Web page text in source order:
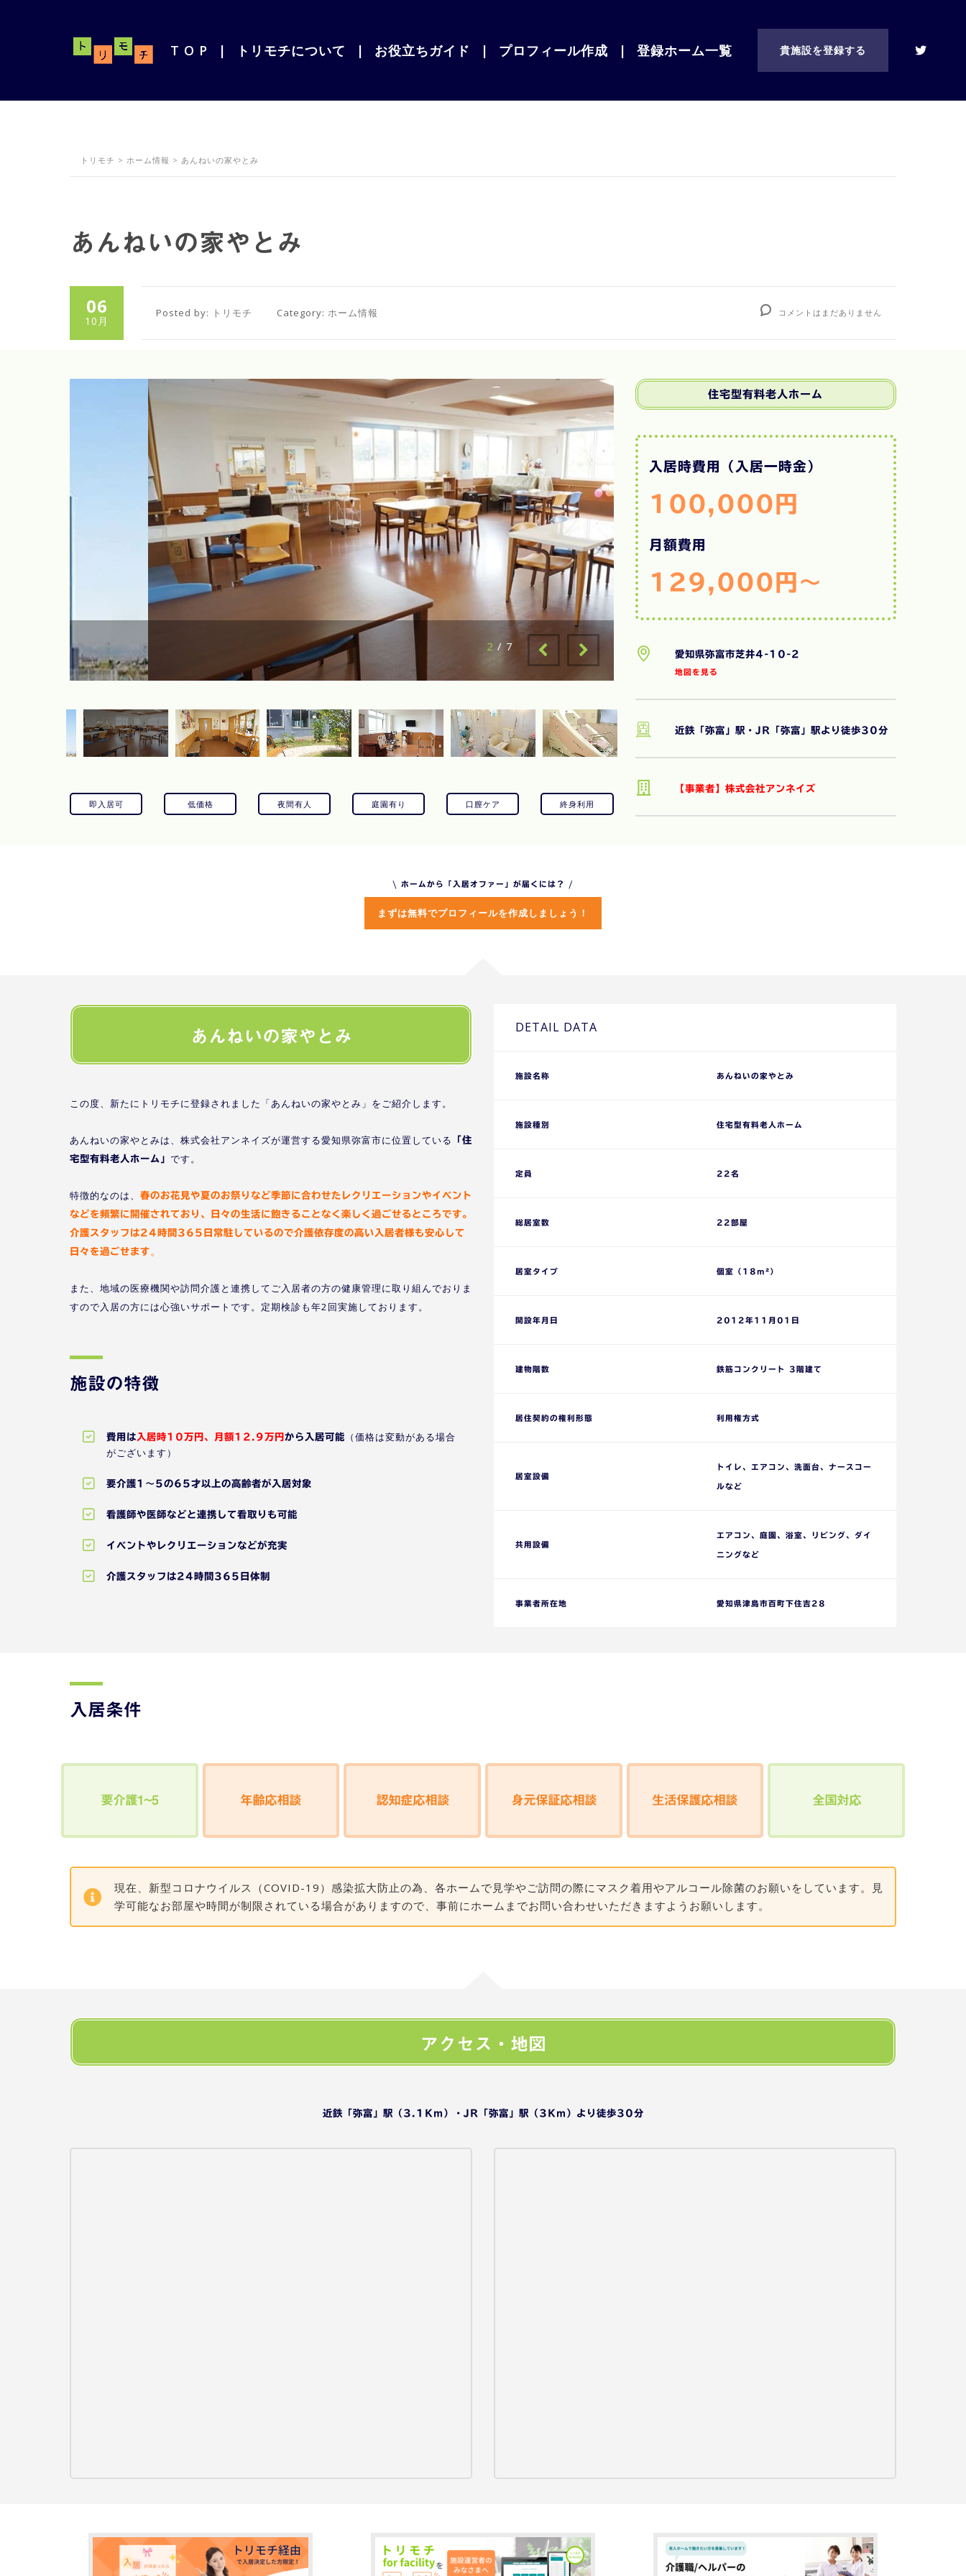
T O P | トリモチについて | お役立ちガイド | プロフィール作成 | 登録ホーム一覧 貴施設を登録する
トリモチ > ホーム情報 > あんねいの家やとみ
あんねいの家やとみ
06
10月
Posted by: トリモチ Category: ホーム情報 コメントはまだありません
2 / 7
即入居可 低価格 夜間有人 庭園有り 口膣ケア 終身利用
住宅型有料老人ホーム
入居時費用（入居一時金）
100,000円
月額費用
129,000円～
愛知県弥富市芝井4-10-2
地図を見る
近鉄「弥富」駅・JR「弥富」駅より徒歩30分
【事業者】株式会社アンネイズ
\ ホームから「入居オファー」が届くには？ /
まずは無料でプロフィールを作成しましょう！
あんねいの家やとみ
この度、新たにトリモチに登録されました「あんねいの家やとみ」をご紹介します。
あんねいの家やとみは、株式会社アンネイズが運営する愛知県弥富市に位置している
「住
宅型有料老人ホーム」 です。
特徴的なのは、
春のお花見や夏のお祭りなど季節に合わせたレクリエーションやイベント
などを頻繁に開催されており、日々の生活に飽きることなく楽しく過ごせるところです。
介護スタッフは24時間365日常駐しているので介護依存度の高い入居者様も安心して
日々を過ごせます。
また、地域の医療機関や訪問介護と連携してご入居者の方の健康管理に取り組んでおりま
すので入居の方には心強いサポートです。定期検診も年2回実施しております。
施設の特徴
費用は入居時10万円、月額12.9万円 から入居可能
（価格は変動がある場合
がございます）
要介護1～5の65才以上の高齢者が入居対象
看護師や医師などと連携して看取りも可能
イベントやレクリエーションなどが充実
介護スタッフは24時間365日体制
DETAIL DATA
施設名称 あんねいの家やとみ
施設種別 住宅型有料老人ホーム
定員 22名
総居室数 22部屋
居室タイプ 個室（18m²）
開設年月日 2012年11月01日
建物階数 鉄筋コンクリート 3階建て
居住契約の権利形態 利用権方式
居室設備
トイレ、エアコン、洗面台、ナースコー
ルなど
共用設備
エアコン、庭園、浴室、リビング、ダイ
ニングなど
事業者所在地 愛知県津島市百町下住吉28
入居条件
要介護1~5 年齢応相談 認知症応相談 身元保証応相談 生活保護応相談 全国対応
現在、新型コロナウイルス（COVID-19）感染拡大防止の為、各ホームで見学やご訪問の際にマスク着用やアルコール除菌のお願いをしています。見
学可能なお部屋や時間が制限されている場合がありますので、事前にホームまでお問い合わせいただきますようお願いします。
アクセス・地図
近鉄「弥富」駅（3.1Km）・JR「弥富」駅（3Km）より徒歩30分